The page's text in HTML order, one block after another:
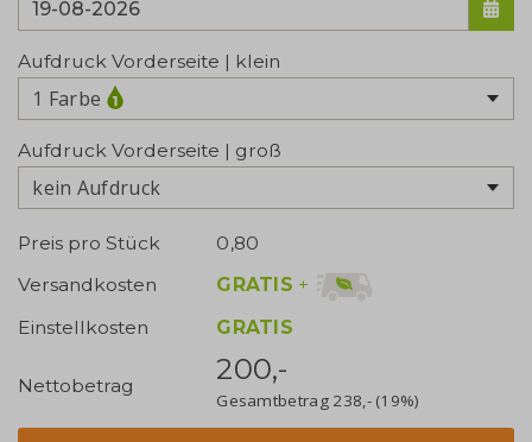
Aufdruck Vorderseite | klein
1 Farbe
Aufdruck Vorderseite | groß
kein Aufdruck
Preis pro Stück
0,80
Versandkosten
GRATIS +
Einstellkosten
GRATIS
Nettobetrag 200,-
Gesamtbetrag 238,- (19%)